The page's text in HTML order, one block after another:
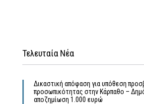
Τελευταία Νέα
Δικαστική απόφαση για υπόθεση
προσωπικότητας στην Κάρπαθο –
αποζημίωση 1.000 ευρώ